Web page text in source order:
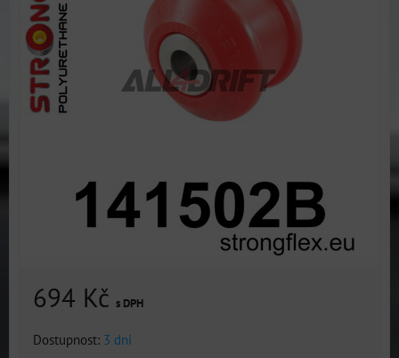
694 Kč s DPH
Dostupnost: 3 dni